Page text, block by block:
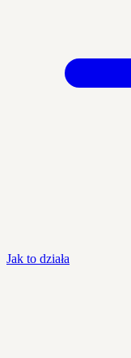
Jak to działa